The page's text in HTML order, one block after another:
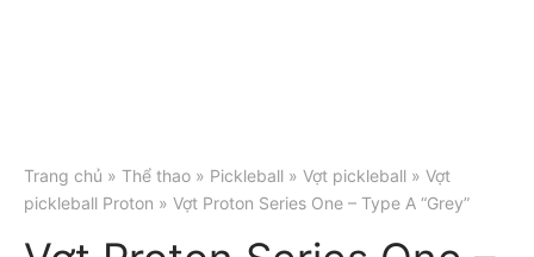
Trang chủ » Thể thao » Pickleball » Vợt pickleball » Vợt
pickleball Proton » Vợt Proton Series One – Type A “Grey”